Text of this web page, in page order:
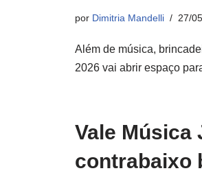
por Dimitria Mandelli 27/
Além de música,
2026 vai abrir espaço
Vale Música
contrabaixo